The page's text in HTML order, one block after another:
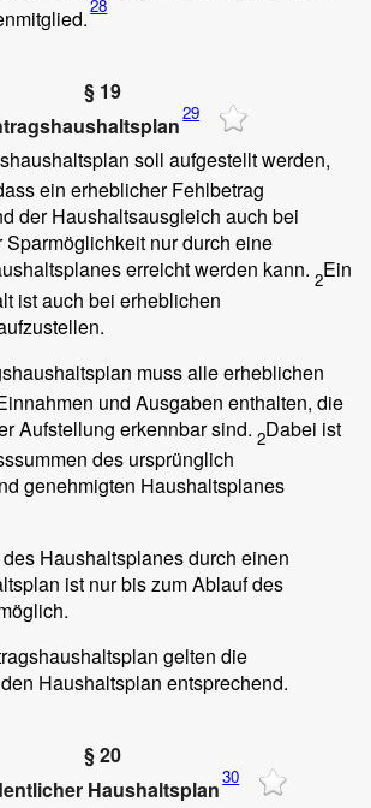
28
§ 19
29
soll aufgestellt werden,
ein erheblicher Fehlbetrag
der Haushaltsausgleich auch bei
nur durch eine
erreicht werden kann. 2Ein
ist auch bei erheblichen
muss alle erheblichen
und Ausgaben enthalten, die
Aufstellung erkennbar sind. 2Dabei ist
des ursprünglich
genehmigten Haushaltsplanes
Haushaltsplanes durch einen
ist nur bis zum Ablauf des
gelten die
Haushaltsplan entsprechend.
§ 20
Haushaltsplan30